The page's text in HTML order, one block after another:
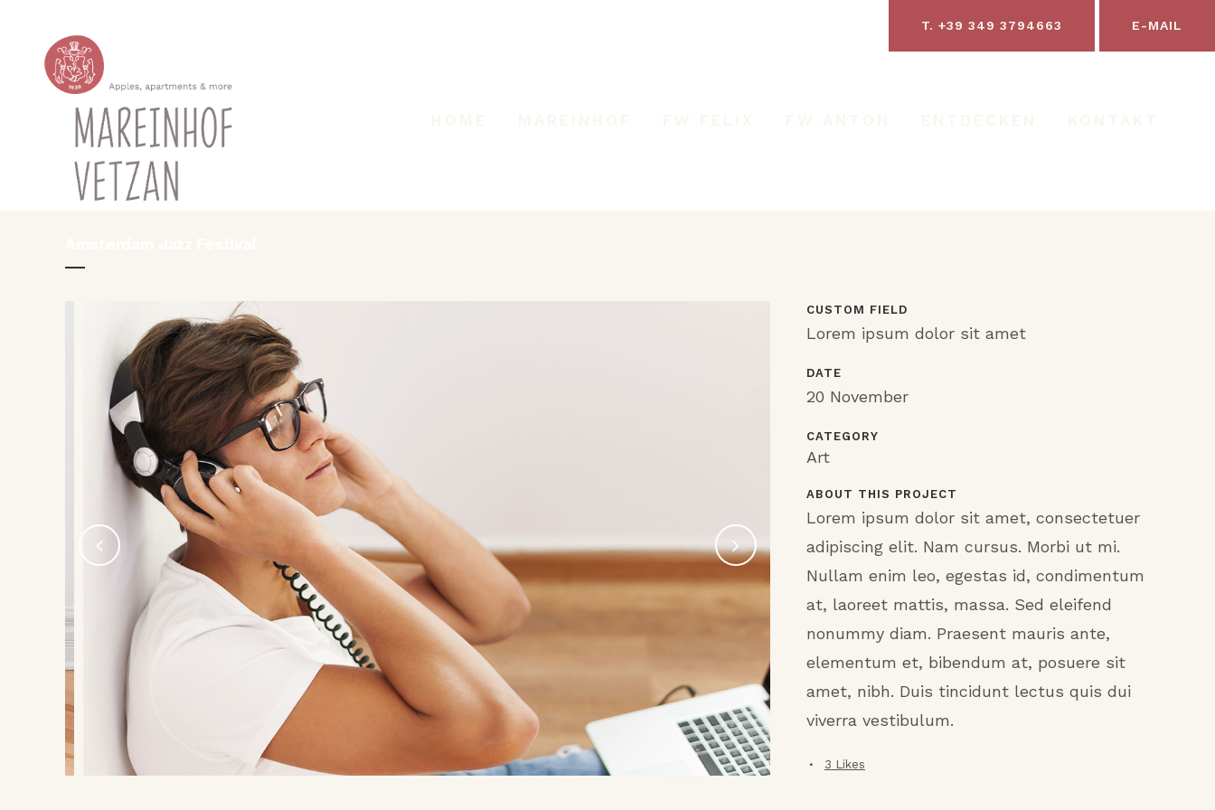
T. +39 349 3794663 E-MAIL
CUSTOM FIELD
Lorem ipsum dolor sit amet
DATE
20 November
CATEGORY
Art
ABOUT THIS PROJECT
Lorem ipsum dolor sit amet, consectetuer
adipiscing elit. Nam cursus. Morbi ut mi.
Nullam enim leo, egestas id, condimentum
at, laoreet mattis, massa. Sed eleifend
nonummy diam. Praesent mauris ante,
elementum et, bibendum at, posuere sit
amet, nibh. Duis tincidunt lectus quis dui
viverra vestibulum.
3 Likes